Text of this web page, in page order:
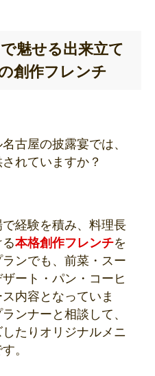
魅せる出来立て
創作フレンチ
古屋の披露宴では、
れていますか？
経験を積み、料理長
本格創作フレンチを
ンでも、前菜・スー
ート・パン・コーヒ
内容となっていま
ンナーと相談して、
たりオリジナルメニ
。